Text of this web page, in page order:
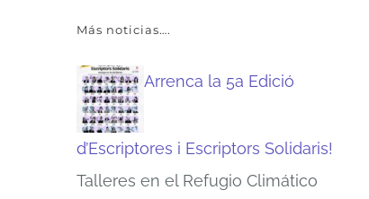
Más noticias….
Arrenca la 5a Edició
d’Escriptores i Escriptors Solidaris!
Talleres en el Refugio Climático